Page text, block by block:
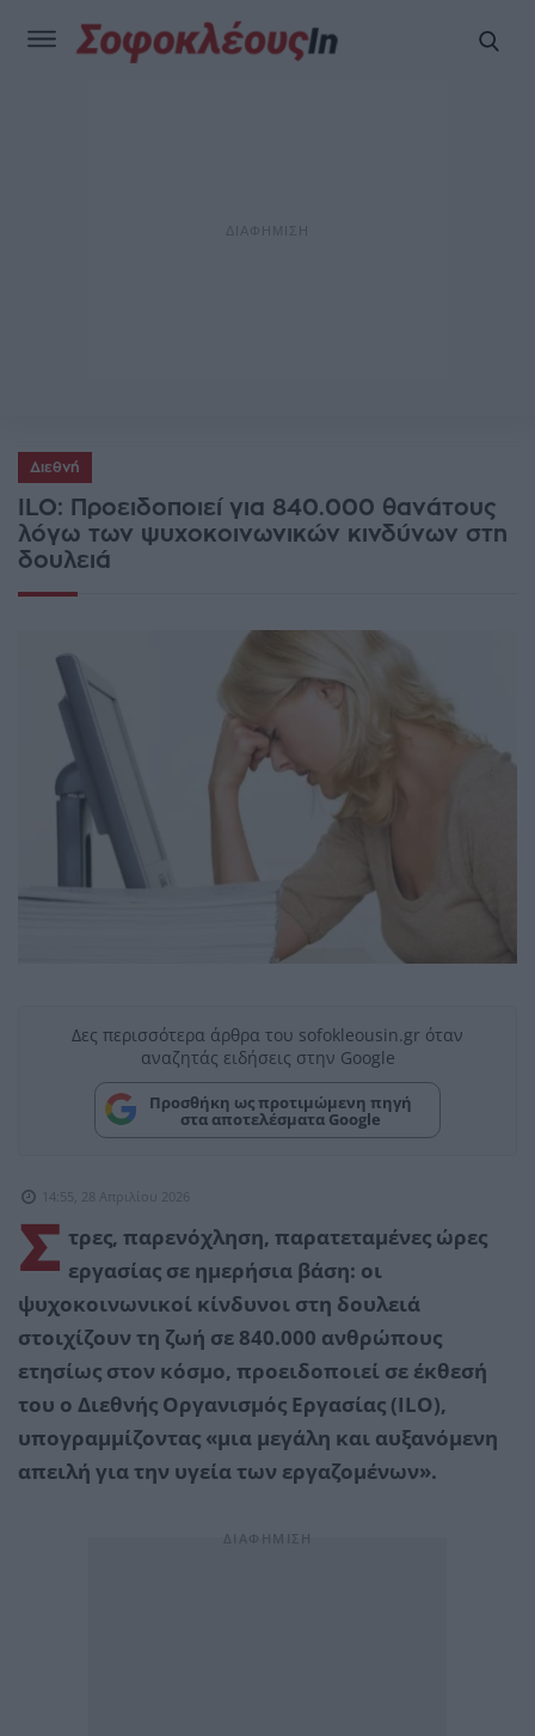
Διεθνή
ILO: Προειδοποιεί για 840.000 θανάτους
λόγω των ψυχοκοινωνικών κινδύνων στη
δουλειά
Δες περισσότερα άρθρα του sofokleousin.gr όταν
αναζητάς ειδήσεις στην Google
Προσθήκη ως προτιμώμενη πηγή
στα αποτελέσματα Google
14:55, 28 Απριλίου 2026
Σ τρες, παρενόχληση, παρατεταμένες ώρες
εργασίας σε ημερήσια βάση: οι
ψυχοκοινωνικοί κίνδυνοι στη δουλειά
στοιχίζουν τη ζωή σε 840.000 ανθρώπους
ετησίως στον κόσμο, προειδοποιεί σε έκθεσή
του ο Διεθνής Οργανισμός Εργασίας (ILO),
υπογραμμίζοντας «μια μεγάλη και αυξανόμενη
απειλή για την υγεία των εργαζομένων».